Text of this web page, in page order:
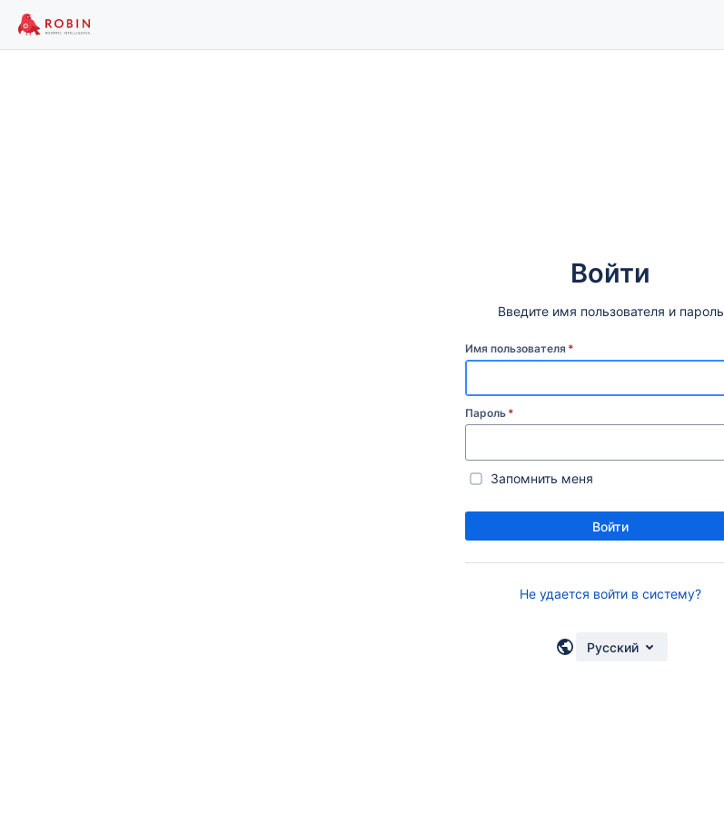
Войти
Введите имя пользователя и пароль
Имя пользователя *
Пароль *
Запомнить меня
Войти
Не удается войти в систему?
Русский